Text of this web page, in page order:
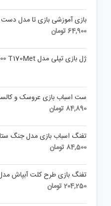
بازی آموزشی بازی تا مدل
64,900تومان
ژل بازی تپلی مدل T170Met
ست اسباب بازی عروسک و
84,890 تومان
تفنگ اسباب بازی مدل جنگ
84,500 تومان
تفنگ بازی طرح کلت آبپاش
204,250تومان